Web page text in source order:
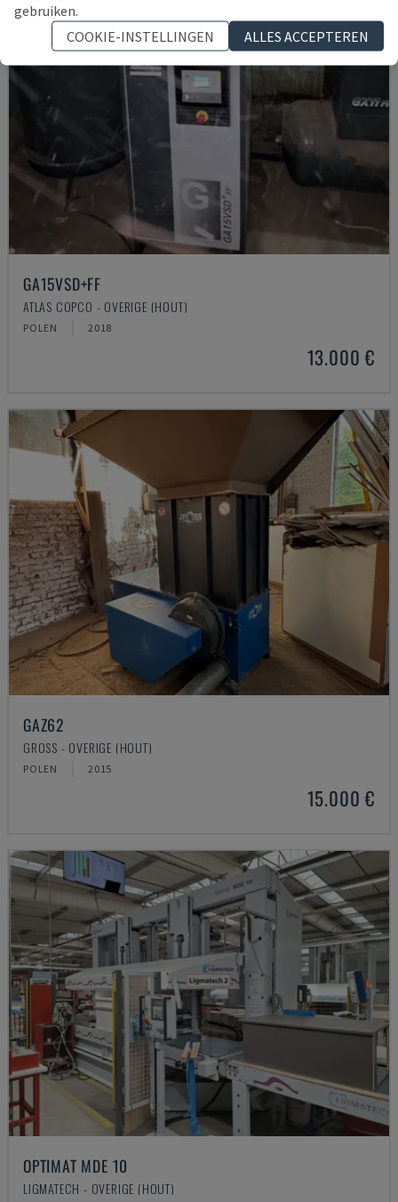
GA15VSD+FF
ATLAS COPCO - OVERIGE (HOUT)
POLEN 2018
13.000 €
GAZ62
GROSS - OVERIGE (HOUT)
POLEN 2015
15.000 €
OPTIMAT MDE 10
LIGMATECH - OVERIGE (HOUT)
gebruiken.
COOKIE-INSTELLINGEN
ALLES ACCEPTEREN